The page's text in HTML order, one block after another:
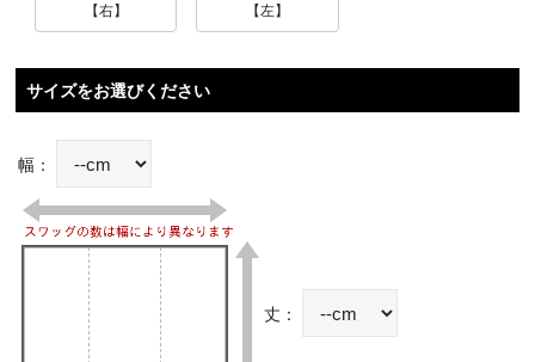
【右】
【左】
サイズをお選びください
幅：
丈：